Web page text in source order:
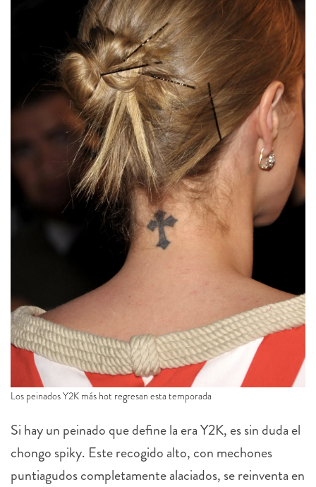
Los peinados Y2K más hot regresan esta temporada
Si hay un peinado que define la era Y2K, es sin duda el
chongo spiky. Este recogido alto, con mechones
puntiagudos completamente alaciados, se reinventa en